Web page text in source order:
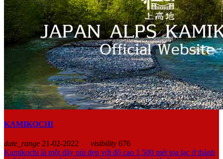
KAMIKOCHI
date_range 21-02-2022 visibility 676
Kamikochi là một dãy núi đẹp với độ cao 1,500 mét tọa lạc ở thành